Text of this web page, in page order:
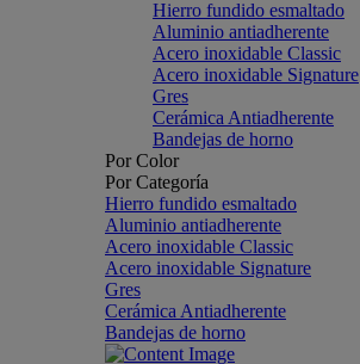
Hierro fundido esmaltado
Aluminio antiadherente
Acero inoxidable Classic
Acero inoxidable Signature
Gres
Cerámica Antiadherente
Bandejas de horno
Por Color
Por Categoría
Hierro fundido esmaltado
Aluminio antiadherente
Acero inoxidable Classic
Acero inoxidable Signature
Gres
Cerámica Antiadherente
Bandejas de horno